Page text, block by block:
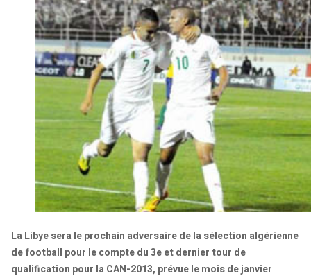
La Libye sera le prochain adversaire de la sélection algérienne
de football pour le compte du 3e et dernier tour de
qualification pour la CAN-2013, prévue le mois de janvier